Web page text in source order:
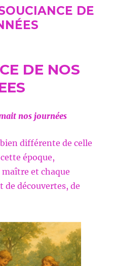
DE
DE NOS
nos journées
différente de celle
époque,
et chaque
découvertes, de